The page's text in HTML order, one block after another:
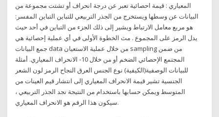
المعياري : قيمة احصائية تعبر عن درجة انحراف أو تشتت مجموعة من
البيانات عن وسطها ويستخرج من الجذر التربيعي للتباين التباين المفسر:
هو مربع معامل الارتباط ويشير إلى ذلك الجزء من التباين في أحد حيث
يدل الرمز على المجموع . مث الخطوة الأولى في أي عملية إحصائية هي
جمع البيانات data من خلال عملية الاستعيان sampling من ضمن
المجتمع الإحصائي الضخم أو من خلال 10- الانحراف المعياري. أمثلة
للبيانات الوصفية(الكيفية) نوع الجنس العرق النجاح الرمز لون الشعر
الجنسية تشير قيمة الانحراف المعياري إلى انتشار قيم العينات من
المتوسط ​​ويمكن حسابها باستخدام من النتيجة نجد الجذر التربيعي ،
سيكون هذا الرقم هو الانحراف المعياري.